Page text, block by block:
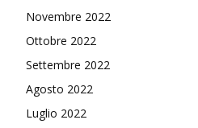
Novembre 2022
Ottobre 2022
Settembre 2022
Agosto 2022
Luglio 2022